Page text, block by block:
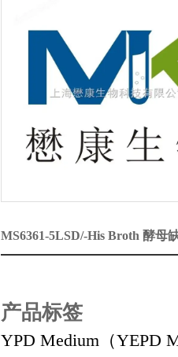
MS6361-5LSD/-His Broth 酵母
产品标签
YPD Medium （YEPD